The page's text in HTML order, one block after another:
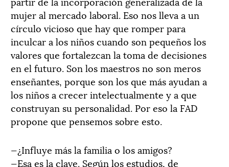
mujer al mercado laboral. Eso nos lleva a un
círculo vicioso que hay que romper para
inculcar a los niños cuando son pequeños los
valores que fortalezcan la toma de decisiones
en el futuro. Son los maestros no son meros
enseñantes, porque son los que más ayudan a
los niños a crecer intelectualmente y a que
construyan su personalidad. Por eso la FAD
propone que pensemos sobre esto.
—¿Influye más la familia o los amigos?
—Esa es la clave. Según los estudios, de